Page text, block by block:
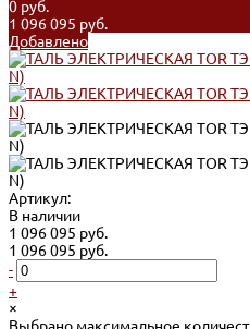
0 руб.
1 096 095 руб.
Добавлено
Артикул:
В наличии
1 096 095 руб.
1 096 095 руб.
-
+
×
Выбрано максимальное